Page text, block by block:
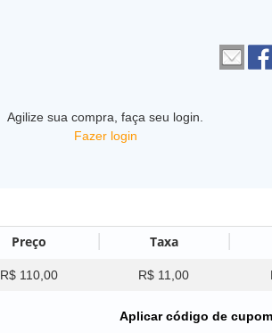
Agilize sua compra, faça seu login.
Fazer login
Preço Taxa
R$ 110,00 R$ 11,00
Aplicar código de